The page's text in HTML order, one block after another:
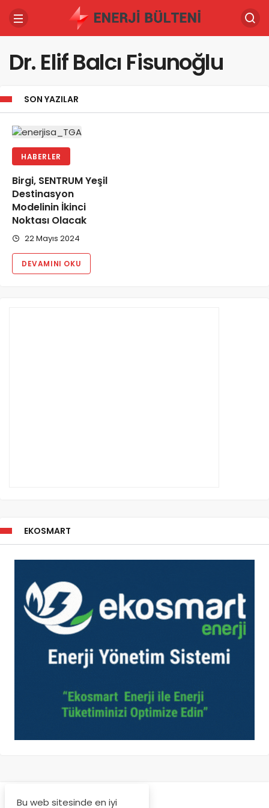
Dr. Elif Balcı Fisunoğlu
SON YAZILAR
HABERLER
Birgi, SENTRUM Yeşil
Destinasyon
Modelinin İkinci
Noktası Olacak
22 Mayıs 2024
DEVAMINI OKU
EKOSMART
Bu web sitesinde en iyi